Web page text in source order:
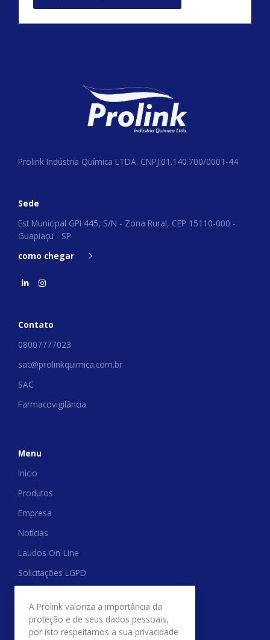
Prolink Indústria Química LTDA. CNPJ:01.140.700/0001-44
Sede
Est Municipal GPI 445, S/N - Zona Rural, CEP 15110-000 -
Guapiaçu - SP
como chegar
Contato
08007777023
sac@prolinkquimica.com.br
SAC
Farmacovigilância
Menu
Início
Produtos
Empresa
Notícias
Laudos On-Line
Solicitações LGPD
Relatório de Transparência Salarial
Politica de Trocas e Devoluções
A Prolink valoriza a importância da
proteção e de seus dados pessoais,
por isto respeitamos a sua privacidade